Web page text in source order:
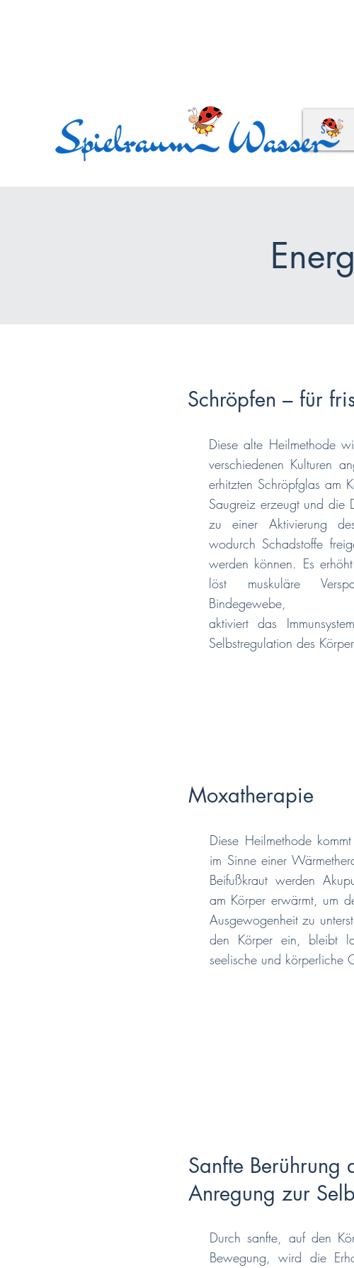
Start
Schröpfen – für
Diese alte Heilmethode
verschiedenen Kulturen
erhitzten Schröpfglas am
Saugreiz erzeugt und die
zu einer Aktivierung
wodurch Schadstoffe
werden können. Es
löst muskuläre
Bindegewebe,
aktiviert das
Selbstregulation des
Moxatherapie
Diese Heilmethode
im Sinne einer
Beifußkraut werden
am Körper erwärmt, um
Ausgewogenheit zu
den Körper ein, bleibt
seelische und körperliche
Sanfte Berührung
Anregung zur
Durch sanfte, auf den
Bewegung, wird die